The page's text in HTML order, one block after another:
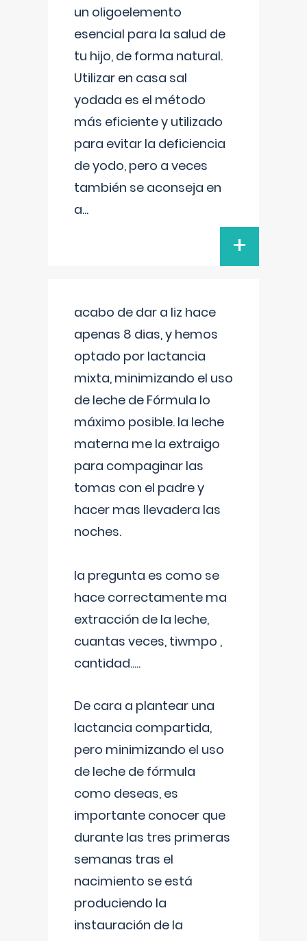
un oligoelemento
esencial para la salud de
tu hijo, de forma natural.
Utilizar en casa sal
yodada es el método
más eficiente y utilizado
para evitar la deficiencia
de yodo, pero a veces
también se aconseja en
a...
+
acabo de dar a liz hace
apenas 8 dias, y hemos
optado por lactancia
mixta, minimizando el uso
de leche de Fórmula lo
máximo posible. la leche
materna me la extraigo
para compaginar las
tomas con el padre y
hacer mas llevadera las
noches.
la pregunta es como se
hace correctamente ma
extracción de la leche,
cuantas veces, tiwmpo ,
cantidad.....
De cara a plantear una
lactancia compartida,
pero minimizando el uso
de leche de fórmula
como deseas, es
importante conocer que
durante las tres primeras
semanas tras el
nacimiento se está
produciendo la
instauración de la